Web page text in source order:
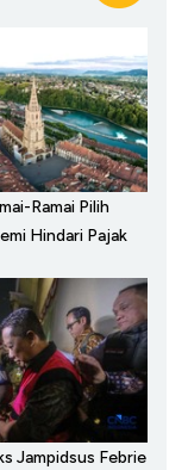
Ramai Pilih
Hindari Pajak
Jampidsus Febrie